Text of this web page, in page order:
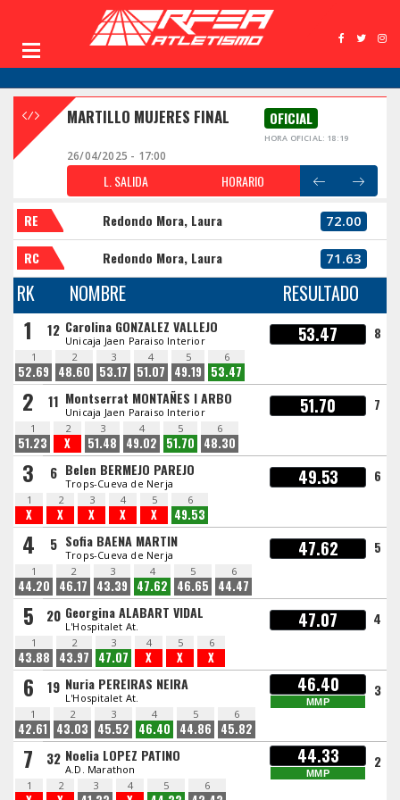
MARTILLO MUJERES FINAL OFICIAL
HORA OFICIAL: 18:19
26/04/2025 - 17:00
L. SALIDA HORARIO
RE Redondo Mora, Laura 72.00
RC Redondo Mora, Laura 71.63
RK NOMBRE RESULTADO
1 12 Carolina GONZALEZ VALLEJO
Unicaja Jaen Paraiso Interior 53.47 8
1
52.69
2
48.60
3
53.17
4
51.07
5
49.19
6
53.47
2 11 Montserrat MONTAÑES I ARBO
Unicaja Jaen Paraiso Interior 51.70 7
1
51.23
2
X
3
51.48
4
49.02
5
51.70
6
48.30
3 6 Belen BERMEJO PAREJO
Trops-Cueva de Nerja 49.53 6
1
X
2
X
3
X
4
X
5
X
6
49.53
4 5 Sofia BAENA MARTIN
Trops-Cueva de Nerja 47.62 5
1
44.20
2
46.17
3
43.39
4
47.62
5
46.65
6
44.47
5 20 Georgina ALABART VIDAL
L'Hospitalet At. 47.07 4
1
43.88
2
43.97
3
47.07
4
X
5
X
6
X
6 19 Nuria PEREIRAS NEIRA
L'Hospitalet At.
46.40
MMP
3
1
42.61
2
43.03
3
45.52
4
46.40
5
44.86
6
45.82
7 32 Noelia LOPEZ PATINO
A.D. Marathon
44.33
MMP
2
1 2 3 4 5 6